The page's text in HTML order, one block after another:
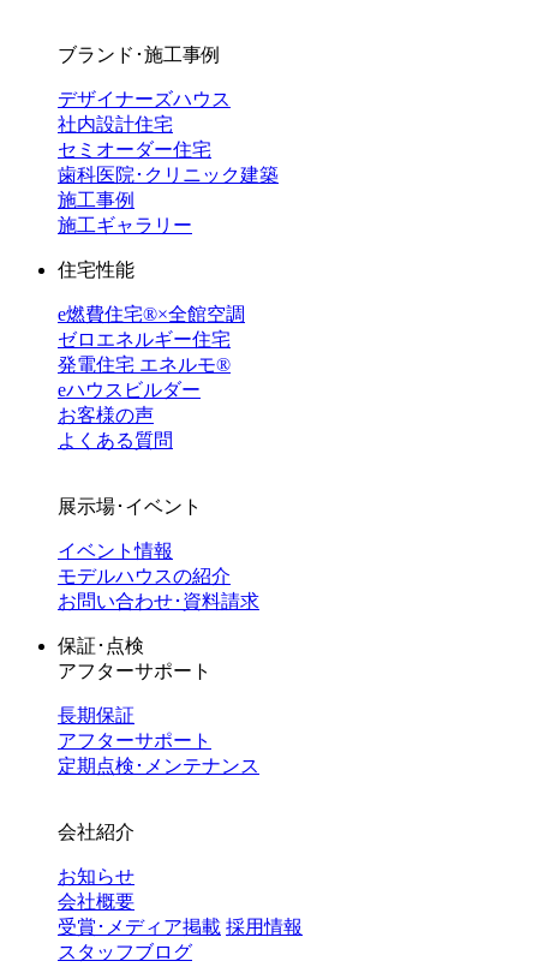
ブランド･施工事例
デザイナーズハウス
社内設計住宅
セミオーダー住宅
歯科医院･クリニック建築
施工事例
施工ギャラリー
住宅性能
e燃費住宅®︎×全館空調
ゼロエネルギー住宅
発電住宅 エネルモ®
eハウスビルダー
お客様の声
よくある質問
展示場･イベント
イベント情報
モデルハウスの紹介
お問い合わせ･資料請求
保証･点検
アフターサポート
長期保証
アフターサポート
定期点検･メンテナンス
会社紹介
お知らせ
会社概要
受賞･メディア掲載 採用情報
スタッフブログ